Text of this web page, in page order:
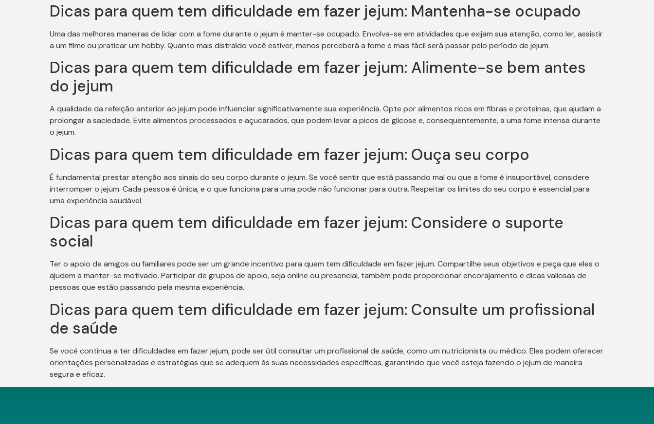
Dicas para quem tem dificuldade em fazer jejum: Mantenha-se ocupado
Uma das melhores maneiras de lidar com a fome durante o jejum é manter-se ocupado. Envolva-se em atividades que exijam sua atenção, como ler, assistir
a um filme ou praticar um hobby. Quanto mais distraído você estiver, menos perceberá a fome e mais fácil será passar pelo período de jejum.
Dicas para quem tem dificuldade em fazer jejum: Alimente-se bem antes
do jejum
A qualidade da refeição anterior ao jejum pode influenciar significativamente sua experiência. Opte por alimentos ricos em fibras e proteínas, que ajudam a
prolongar a saciedade. Evite alimentos processados e açucarados, que podem levar a picos de glicose e, consequentemente, a uma fome intensa durante
o jejum.
Dicas para quem tem dificuldade em fazer jejum: Ouça seu corpo
É fundamental prestar atenção aos sinais do seu corpo durante o jejum. Se você sentir que está passando mal ou que a fome é insuportável, considere
interromper o jejum. Cada pessoa é única, e o que funciona para uma pode não funcionar para outra. Respeitar os limites do seu corpo é essencial para
uma experiência saudável.
Dicas para quem tem dificuldade em fazer jejum: Considere o suporte
social
Ter o apoio de amigos ou familiares pode ser um grande incentivo para quem tem dificuldade em fazer jejum. Compartilhe seus objetivos e peça que eles o
ajudem a manter-se motivado. Participar de grupos de apoio, seja online ou presencial, também pode proporcionar encorajamento e dicas valiosas de
pessoas que estão passando pela mesma experiência.
Dicas para quem tem dificuldade em fazer jejum: Consulte um profissional
de saúde
Se você continua a ter dificuldades em fazer jejum, pode ser útil consultar um profissional de saúde, como um nutricionista ou médico. Eles podem oferecer
orientações personalizadas e estratégias que se adequem às suas necessidades específicas, garantindo que você esteja fazendo o jejum de maneira
segura e eficaz.